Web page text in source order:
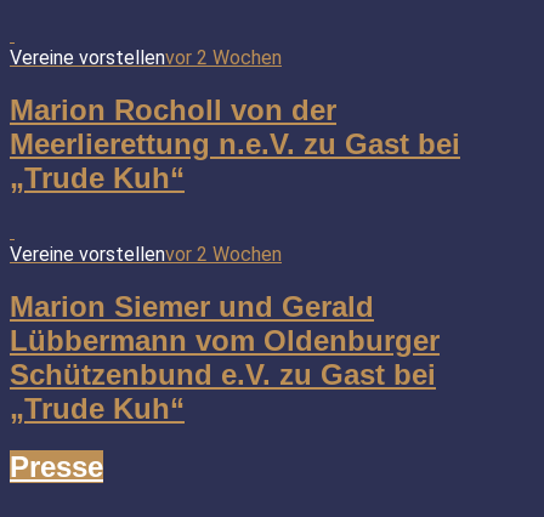
Vereine vorstellenvor 2 Wochen
Marion Rocholl von der
Meerlierettung n.e.V. zu Gast bei
„Trude Kuh“
Vereine vorstellenvor 2 Wochen
Marion Siemer und Gerald
Lübbermann vom Oldenburger
Schützenbund e.V. zu Gast bei
„Trude Kuh“
Presse